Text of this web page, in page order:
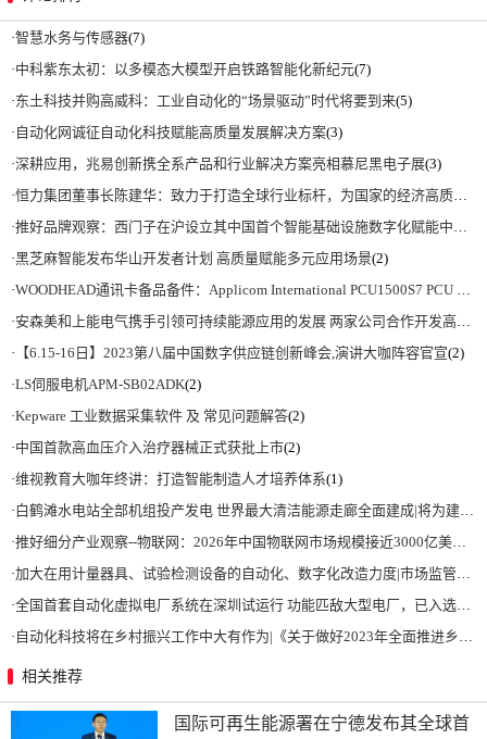
·智慧水务与传感器(7)
·中科紫东太初：以多模态大模型开启铁路智能化新纪元(7)
·东土科技并购高威科：工业自动化的“场景驱动”时代将要到来(5)
· 自动化网诚征自动化科技赋能高质量发展解决方案(3)
·深耕应用，兆易创新携全系产品和行业解决方案亮相慕尼黑电子展(3)
·恒力集团董事长陈建华：致力于打造全球行业标杆，为国家的经济高质量发展贡献更大力量|上海电气集团党委书记、董事长吴磊来访
·推好品牌观察：西门子在沪设立其中国首个智能基础设施数字化赋能中心
·黑芝麻智能发布华山开发者计划 高质量赋能多元应用场景(2)
·WOODHEAD通讯卡备品备件：Applicom International PCU1500S7 PCU 1500 S7 V4.5.0
·安森美和上能电气携手引领可持续能源应用的发展 两家公司合作开发高性能储能和太阳能组串式逆变器方案 以实现可持续的未来
· 【6.15-16日】2023第八届中国数字供应链创新峰会,演讲大咖阵容官宣(2)
·LS伺服电机APM-SB02ADK(2)
·Kepware 工业数据采集软件 及 常见问题解答(2)
·中国首款高血压介入治疗器械正式获批上市(2)
·维视教育大咖年终讲：打造智能制造人才培养体系(1)
·白鹤滩水电站全部机组投产发电 世界最大清洁能源走廊全面建成|将为建设新型能源体系、保障国家能源安全、实现“双碳”目标提供有力支撑
·推好细分产业观察--物联网：2026年中国物联网市场规模接近3000亿美元 智慧工厂、智慧城市、智慧电网等将占60%以上
·加大在用计量器具、试验检测设备的自动化、数字化改造力度|市场监管总局 工业和信息化部 关于促进企业计量能力提升的指导意见
·全国首套自动化虚拟电厂系统在深圳试运行 功能匹敌大型电厂，已入选国际典型案例
· 自动化科技将在乡村振兴工作中大有作为|《关于做好2023年全面推进乡村振兴重点工作的意见》发布
相关推荐
国际可再生能源署在宁德发布其全球首